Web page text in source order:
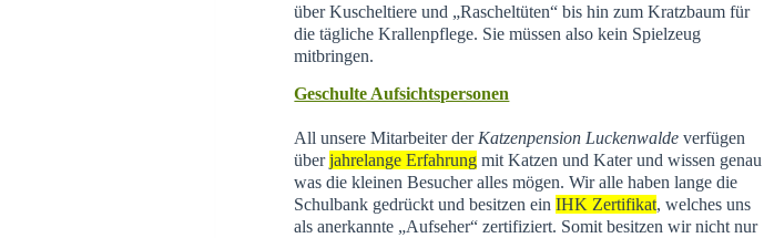
über Kuscheltiere und „Rascheltüten“ bis hin zum Kratzbaum für
die tägliche Krallenpflege. Sie müssen also kein Spielzeug
mitbringen.
Geschulte Aufsichtspersonen
All unsere Mitarbeiter der Katzenpension Luckenwalde verfügen
überjahrelange Erfahrung mit Katzen und Kater und wissen genau
was die kleinen Besucher alles mögen. Wir alle haben lange die
Schulbank gedrückt und besitzen einIHK Zertifikat, welches uns
als anerkannte „Aufseher“ zertifiziert. Somit besitzen wir nicht nur